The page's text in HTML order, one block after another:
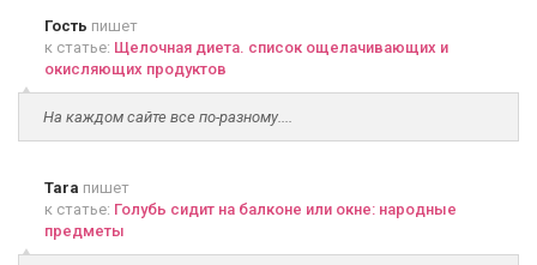
Гость пишет
к статье: Щелочная диета. список ощелачивающих и
окисляющих продуктов
На каждом сайте все по-разному....
Tara пишет
к статье: Голубь сидит на балконе или окне: народные
предметы